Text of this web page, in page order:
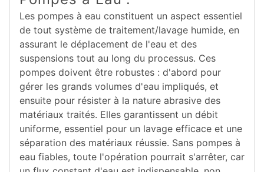
Les pompes à eau constituent un aspect essentiel
de tout système de traitement/lavage humide, en
assurant le déplacement de l'eau et des
suspensions tout au long du processus. Ces
pompes doivent être robustes : d'abord pour
gérer les grands volumes d'eau impliqués, et
ensuite pour résister à la nature abrasive des
matériaux traités. Elles garantissent un débit
uniforme, essentiel pour un lavage efficace et une
séparation des matériaux réussie. Sans pompes à
eau fiables, toute l'opération pourrait s'arrêter, car